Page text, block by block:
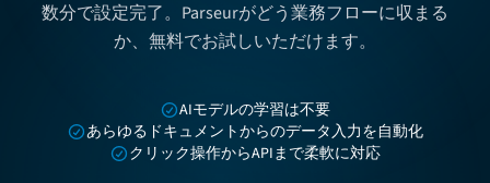
数分で設定完了。Parseurがどう業務フローに収まる
か、無料でお試しいただけます。
AIモデルの学習は不要
あらゆるドキュメントからのデータ入力を自動化
クリック操作からAPIまで柔軟に対応